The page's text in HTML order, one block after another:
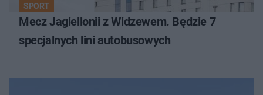
SPORT
Mecz Jagiellonii z Widzewem. Będzie 7
specjalnych lini autobusowych